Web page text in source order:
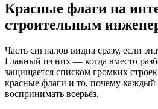
Красные флаги на
строительным
Часть сигналов видна сразу, если
Главный из них — когда вместо
защищается списком громких
красные флаги и то, почему каждый
воспринимать всерьёз.